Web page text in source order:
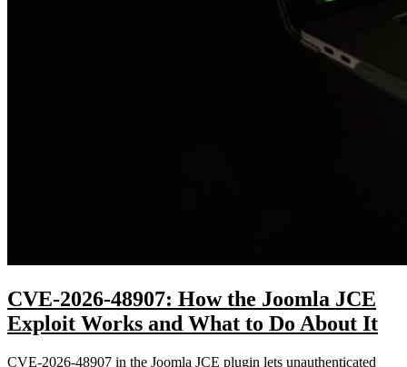
CVE-2026-48907: How the Joomla JCE
Exploit Works and What to Do About It
CVE-2026-48907 in the Joomla JCE plugin lets unauthenticated